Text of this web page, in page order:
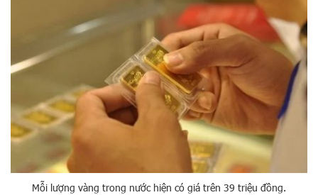
Mỗi lượng vàng trong nước hiện có giá trên 39 triệu đồng.